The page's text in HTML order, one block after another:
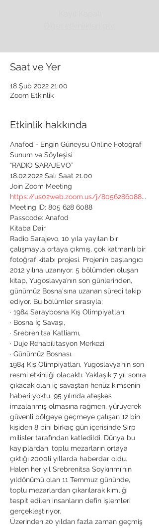
Saat ve Yer
18 Şub 2022 21:00
Zoom Etkinlik
Etkinlik hakkında
Anafod - Engin Güneysu Online Fotoğraf
Sunum ve Söyleşisi
"RADIO SARAJEVO”
18.02.2022 Salı Saat 21.00
https://us02web.zoom.us/j/8056286088...
Meeting ID: 805 628 6088
Passcode: Anafod
Kitaba Dair
Radio Sarajevo, 10 yıla yayılan bir
çalışmayla ortaya çıkmış, çok katmanlı bir
fotoğraf kitabı projesi. Projenin başlangıcı
2012 yılına uzanıyor. 5 bölümden oluşan
kitap, Yugoslavya’nın son günlerinden,
günümüz Bosna'sına uzanan süreci takip
ediyor. Bu bölümler sırasıyla;
· 1984 Saraybosna Kış Olimpiyatları,
· Bosna İç Savaşı,
· Srebrenitsa Katliamı,
· Duje Rehabilitasyon Merkezi
· Günümüz Bosnası.
1984 Kış Olimpiyatları, Yugoslavya’nın son
resmi etkinliği olacaktı. Yaklaşık 7 yıl sonra
çıkacak olan iç savaştan henüz kimsenin
haberi yoktu. 95 yılında ateşkes
imzalanmış olmasına rağmen, yürüyerek
güvenli bölgeye geçmeye çalışan 12 bin
kişiden 8 bini birkaç gün içerisinde Sırp
milisler tarafından katledildi. Dünya bu
kayıplardan, toplu mezarların ortaya
çıktığı 2000li yıllarda haberdar oldu.
Halen her yıl Srebrenitsa Soykırımı’nın
yıldönümü olan 11 Temmuz gününde,
toplu mezarlardan çıkarılarak kimliği
tespit edilen insanların defin işlemleri
gerçekleştiriyor.
Üzerinden 20 yıldan fazla zaman geçmiş